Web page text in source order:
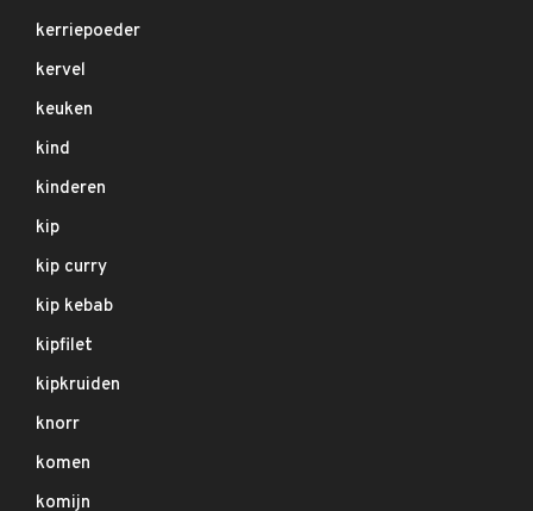
kerriepoeder
kervel
keuken
kind
kinderen
kip
kip curry
kip kebab
kipfilet
kipkruiden
knorr
komen
komijn